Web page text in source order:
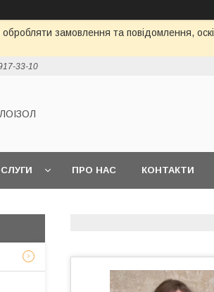
замовлення та повідомлення,
33-10
ПРО НАС КОНТАКТИ